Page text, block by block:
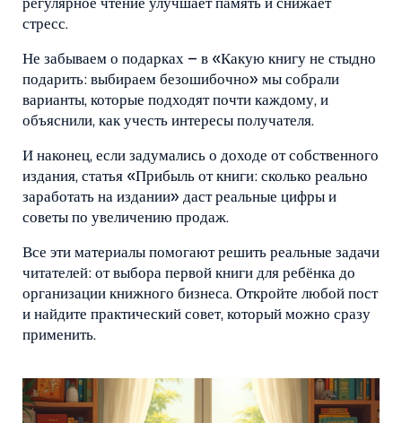
регулярное чтение улучшает память и снижает
стресс.
Не забываем о подарках – в «Какую книгу не стыдно
подарить: выбираем безошибочно» мы собрали
варианты, которые подходят почти каждому, и
объяснили, как учесть интересы получателя.
И наконец, если задумались о доходе от собственного
издания, статья «Прибыль от книги: сколько реально
заработать на издании» даст реальные цифры и
советы по увеличению продаж.
Все эти материалы помогают решить реальные задачи
читателей: от выбора первой книги для ребёнка до
организации книжного бизнеса. Откройте любой пост
и найдите практический совет, который можно сразу
применить.